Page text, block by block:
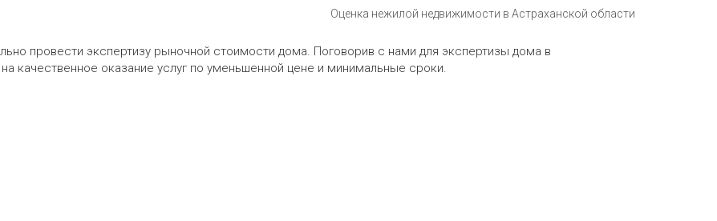
Оценка нежилой недвижимости в Астраханской области
провести экспертизу рыночной стоимости дома. Поговорив с нами для экспертизы дома в
качественное оказание услуг по уменьшенной цене и минимальные сроки.